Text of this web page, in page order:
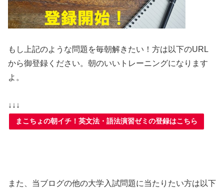
もし上記のような問題を毎朝解きたい！方は以下のURL
から御登録ください。朝のいいトレーニングになります
よ。
↓↓↓
まこちょの朝イチ！英文法・語法演習ゼミの登録はこちら
また、当ブログの他の大学入試問題に当たりたい方は以下